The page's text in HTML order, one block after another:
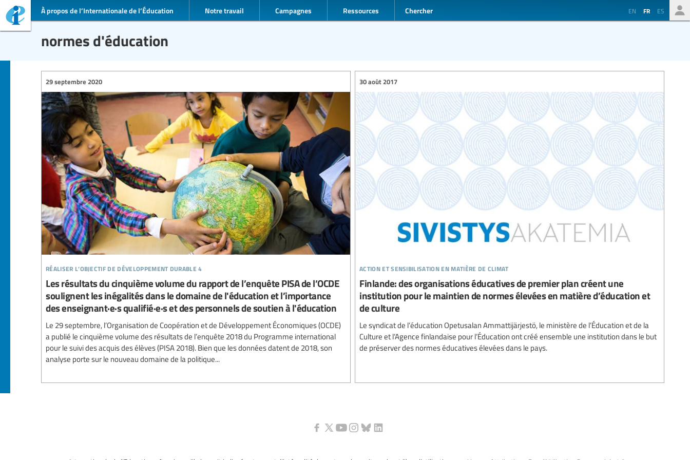
À propos de l’Internationale de l’Éducation Notre travail Campagnes Ressources Chercher EN FR ES
normes d'éducation
réaliser l’objectif de développement durable 4
29 septembre 2020
Les résultats du cinquième volume du rapport de l’enquête PISA de l’OCDE
soulignent les inégalités dans le domaine de l'éducation et l’importance
des enseignant·e·s qualifié·e·s et des personnels de soutien à l'éducation
Le 29 septembre, l’Organisation de Coopération et de Développement Économiques (OCDE)
a publié le cinquième volume des résultats de l’enquête 2018 du Programme international
pour le suivi des acquis des élèves (PISA 2018). Bien que les données datent de 2018, son
analyse porte sur le nouveau domaine de la politique...
action et sensibilisation en matière de climat
30 août 2017
Finlande: des organisations éducatives de premier plan créent une
institution pour le maintien de normes élevées en matière d’éducation et
de culture
Le syndicat de l’éducation Opetusalan Ammattijärjestö, le ministère de l’Éducation et de la
Culture et l’Agence finlandaise pour l’Éducation ont créé ensemble une institution dans le but
de préserver des normes éducatives élevées dans le pays.